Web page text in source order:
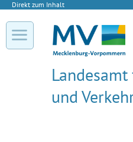
Direkt zum Inhalt
und